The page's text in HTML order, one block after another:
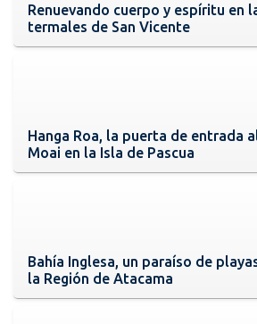
Renuevando cuerpo y espíritu en
termales de San Vicente
Hanga Roa, la puerta de entrada
Moai en la Isla de Pascua
Bahía Inglesa, un paraíso de
la Región de Atacama